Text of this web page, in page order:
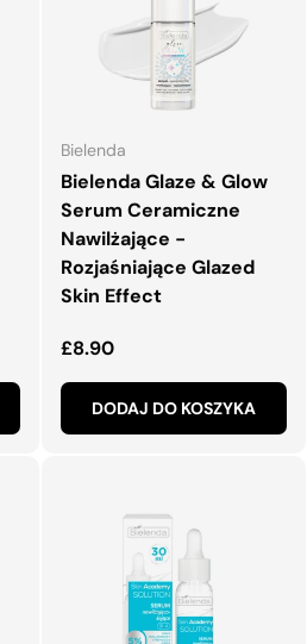
Bielenda
Bielenda Glaze & Glow
Serum Ceramiczne
Nawilżające -
Rozjaśniające Glazed
Skin Effect
Normalna cena
£8.90
DODAJ DO KOSZYKA